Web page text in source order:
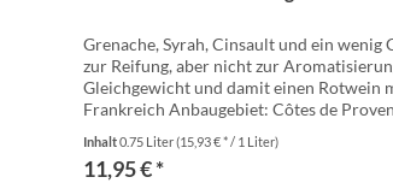
Grenache, Syrah, Cinsault und ein
zur Reifung, aber nicht zur
Gleichgewicht und damit einen Rotwein
Frankreich Anbaugebiet: Côtes de
Inhalt0.75 Liter(15,93 € * / 1 Liter)
11,95 € *